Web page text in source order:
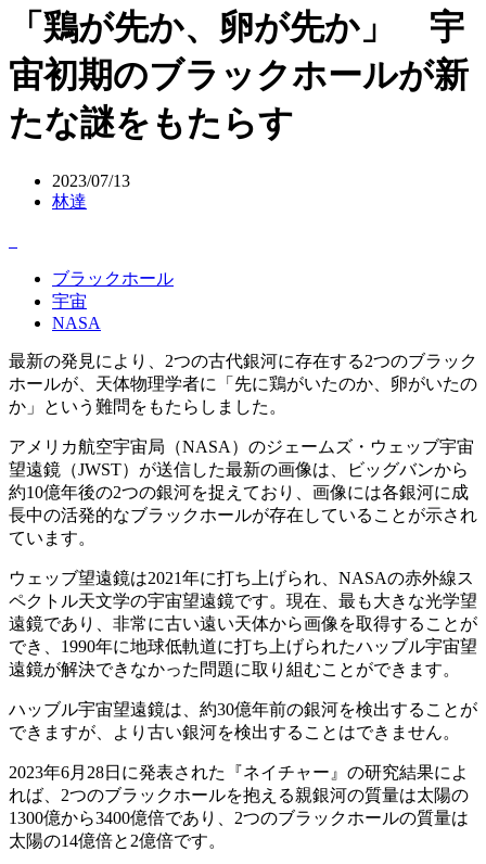
「鶏が先か、卵が先か」 宇
宙初期のブラックホールが新
たな謎をもたらす
2023/07/13
林達
ブラックホール
宇宙
NASA
最新の発見により、2つの古代銀河に存在する2つのブラック
ホールが、天体物理学者に「先に鶏がいたのか、卵がいたの
か」という難問をもたらしました。
アメリカ航空宇宙局（NASA）のジェームズ・ウェッブ宇宙
望遠鏡（JWST）が送信した最新の画像は、ビッグバンから
約10億年後の2つの銀河を捉えており、画像には各銀河に成
長中の活発的なブラックホールが存在していることが示され
ています。
ウェッブ望遠鏡は2021年に打ち上げられ、NASAの赤外線ス
ペクトル天文学の宇宙望遠鏡です。現在、最も大きな光学望
遠鏡であり、非常に古い遠い天体から画像を取得することが
でき、1990年に地球低軌道に打ち上げられたハッブル宇宙望
遠鏡が解決できなかった問題に取り組むことができます。
ハッブル宇宙望遠鏡は、約30億年前の銀河を検出することが
できますが、より古い銀河を検出することはできません。
2023年6月28日に発表された『ネイチャー』の研究結果によ
れば、2つのブラックホールを抱える親銀河の質量は太陽の
1300億から3400億倍であり、2つのブラックホールの質量は
太陽の14億倍と2億倍です。